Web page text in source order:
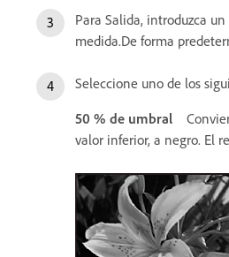
Para Salida, introduzca
medida.De forma
Seleccione uno de los
50 % de umbral
valor inferior, a negro. El